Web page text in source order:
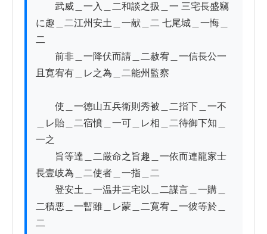
武威＿一入＿二和談之扱＿一 三宅長盛竊
に趣＿二江州安土＿一献＿二 七尾城＿一悔＿
二
前非＿一降伏而請＿二赦宥＿一信長公一
且寛宥有＿レ之為＿二能州監察
使＿一徳山五兵衛則秀被＿二指下＿一不
＿レ貽＿二宿憤＿一可＿レ相＿二待御下知＿
一之
旨等達＿二厳命之旨趣＿一依而連龍家士
長壹岐為＿二使者＿一指＿二
登安土＿一温井三宅以＿二謀言＿一購＿
二積悪＿一暫雖＿レ蒙＿二寛宥＿一彼等於＿
二